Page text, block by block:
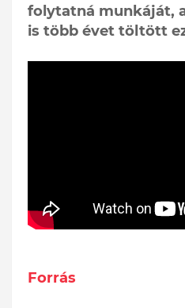
folytatná munkáját,
is több évet töltött
Forrás